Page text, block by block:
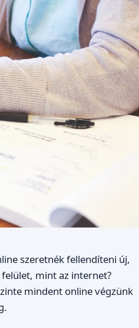
szeretnék fellendíteni új,
mint az internet?
mindent online végzünk